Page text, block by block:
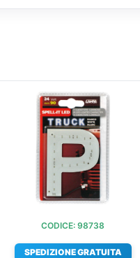
CODICE: 98738
SPEDIZIONE GRATUITA
PREZZO
ORIGINALE
ERA:
€10,35.